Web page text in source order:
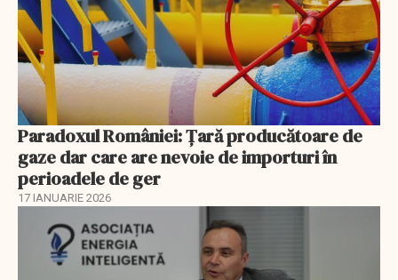
Paradoxul României: Ţară producătoare de
gaze dar care are nevoie de importuri în
perioadele de ger
17 IANUARIE 2026